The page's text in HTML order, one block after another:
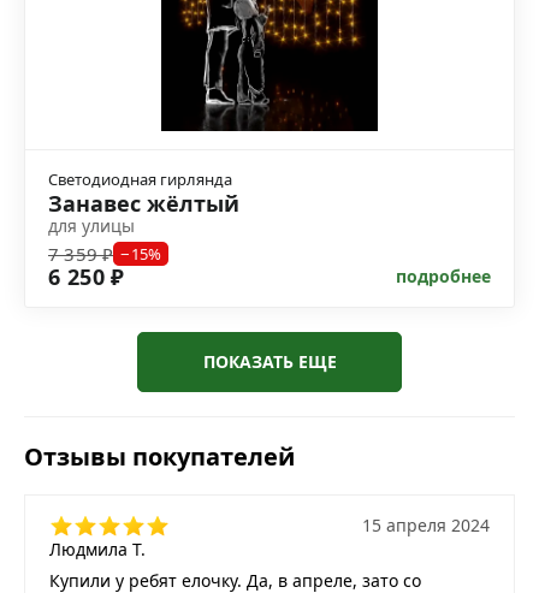
Светодиодная гирлянда
Занавес жёлтый
для улицы
7 359 ₽ −15%
6 250 ₽ подробнее
ПОКАЗАТЬ ЕЩЕ
Отзывы покупателей
Людмила Т.
15 апреля 2024
Купили у ребят елочку. Да, в апреле, зато со